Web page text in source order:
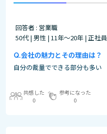
回答者 : 営業職
50代 | 男性 | 11年～20年 | 正社員
会社の魅力とその理由は？
自分の裁量でできる部分も多い
共感した
0
参考になった
0